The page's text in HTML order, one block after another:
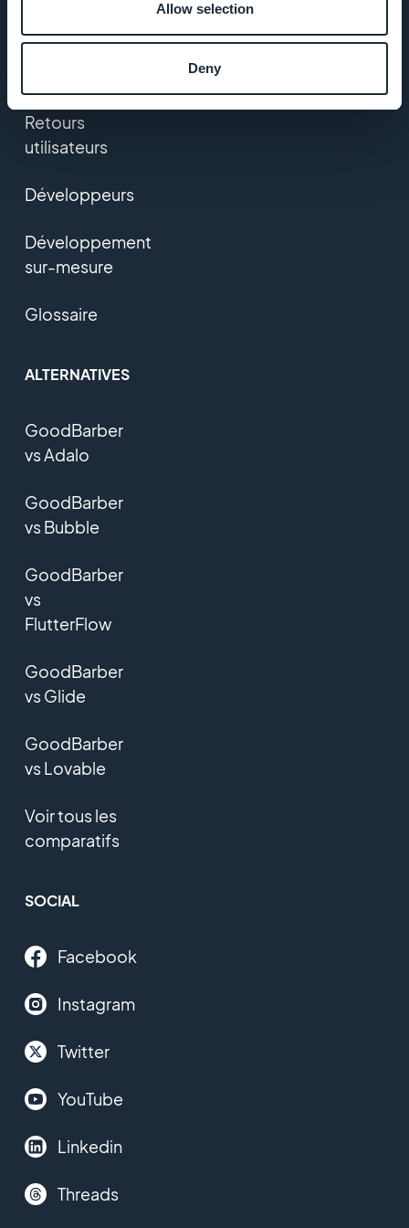
Allow selection
Deny
Retours
utilisateurs
Développeurs
Développement
sur-mesure
Glossaire
ALTERNATIVES
GoodBarber
vs Adalo
GoodBarber
vs Bubble
GoodBarber
vs
FlutterFlow
GoodBarber
vs Glide
GoodBarber
vs Lovable
Voir tous les
comparatifs
SOCIAL
Facebook
Instagram
Twitter
YouTube
Linkedin
Threads